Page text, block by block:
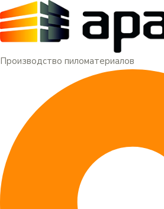
Производство пиломатериалов
Меню
Перейти
к
содержимому